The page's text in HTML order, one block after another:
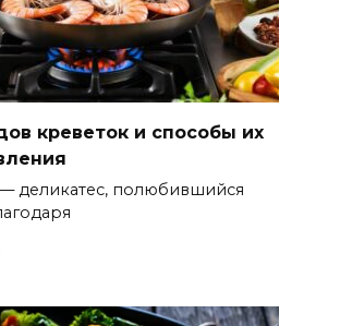
креветок и способы их
деликатес, полюбившийся